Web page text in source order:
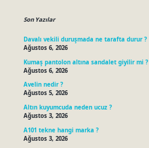
Son Yazılar
Davalı vekili duruşmada ne tarafta durur ?
Ağustos 6, 2026
Kumaş pantolon altına sandalet giyilir mi ?
Ağustos 6, 2026
Avelin nedir ?
Ağustos 5, 2026
Altın kuyumcuda neden ucuz ?
Ağustos 3, 2026
A101 tekne hangi marka ?
Ağustos 3, 2026